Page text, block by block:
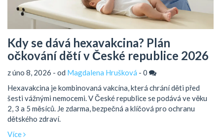
Kdy se dává hexavakcina? Plán
očkování dětí v České republice 2026
z úno 8, 2026 - od Magdalena Hrušková - 0
Hexavakcina je kombinovaná vakcína, která chrání děti před
šesti vážnými nemocemi. V České republice se podává ve věku
2, 3 a 5 měsíců. Je zdarma, bezpečná a klíčová pro ochranu
dětského zdraví.
Více